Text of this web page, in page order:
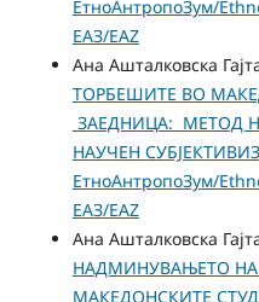
ЕтноАнтропоЗум/
ЕАЗ/EAZ
Ана Ашталковска
ТОРБЕШИТЕ ВО
ЗАЕДНИЦА: МЕТОД
НАУЧЕН
ЕтноАнтропоЗум/
ЕАЗ/EAZ
Ана Ашталковска
НАДМИНУВАЊЕТО НА
МАКЕДОНСКИТЕ